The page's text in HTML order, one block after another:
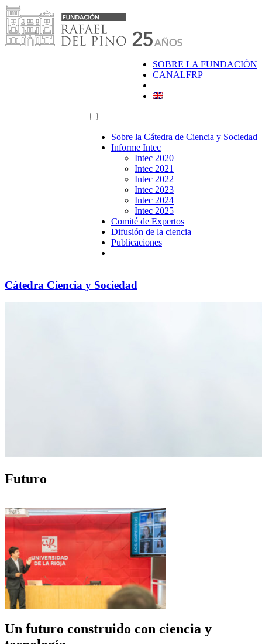
Saltar
al
contenido
SOBRE LA FUNDACIÓN
CANALFRP
Sobre la Cátedra de Ciencia y Sociedad
Informe Intec
Intec 2020
Intec 2021
Intec 2022
Intec 2023
Intec 2024
Intec 2025
Comité de Expertos
Difusión de la ciencia
Publicaciones
Cátedra Ciencia y Sociedad
Futuro
Un futuro construido con ciencia y